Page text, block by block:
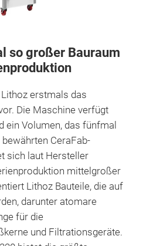
so großer Bauraum
erstmals das
Die Maschine verfügt
ein Volumen, das fünfmal
CeraFab-
sich laut Hersteller
mittelgroßer
Lithoz Bauteile, die auf
darunter atomare
für die
und Filtrationsgeräte.